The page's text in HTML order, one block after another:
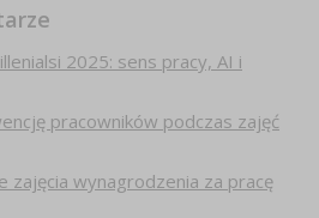
2025: sens pracy, AI i
pracowników podczas zajęć
zajęcia wynagrodzenia za pracę